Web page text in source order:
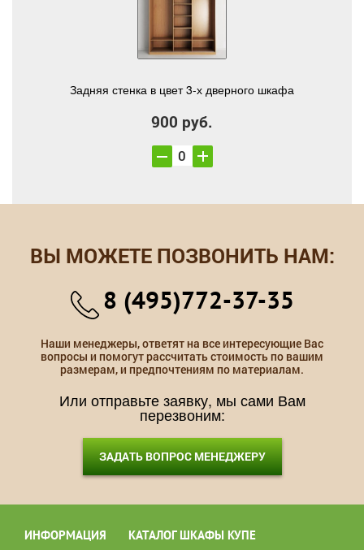
Задняя стенка в цвет 3-х дверного шкафа
900 руб.
ВЫ МОЖЕТЕ ПОЗВОНИТЬ НАМ:
8 (495)772-37-35
Наши менеджеры, ответят на все интересующие Вас
вопросы и помогут рассчитать стоимость по вашим
размерам, и предпочтениям по материалам.
Или отправьте заявку, мы сами Вам
перезвоним:
ЗАДАТЬ ВОПРОС МЕНЕДЖЕРУ
ИНФОРМАЦИЯ КАТАЛОГ ШКАФЫ КУПЕ